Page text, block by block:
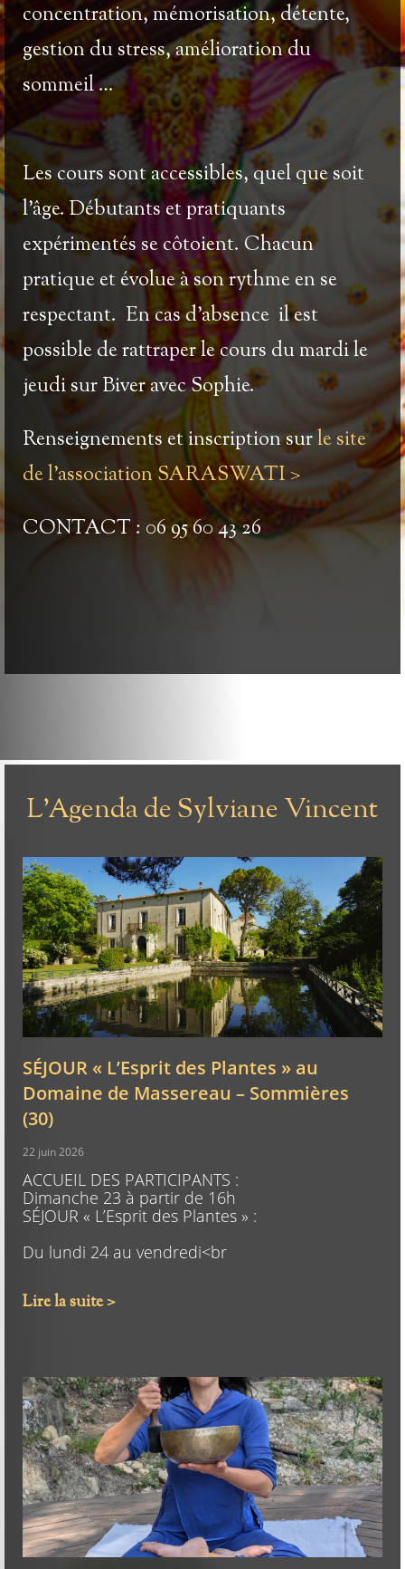
concentration, mémorisation, détente,
gestion du stress, amélioration du
sommeil …
Les cours sont accessibles, quel que soit
l’âge. Débutants et pratiquants
expérimentés se côtoient. Chacun
pratique et évolue à son rythme en se
respectant. En cas d’absence il est
possible de rattraper le cours du mardi le
jeudi sur Biver avec Sophie.
Renseignements et inscription surle site
de l’association SARASWATI >
CONTACT : 06 95 60 43 26
L'Agenda de Sylviane Vincent
SÉJOUR « L’Esprit des Plantes » au
Domaine de Massereau – Sommières
(30)
22 juin 2026
ACCUEIL DES PARTICIPANTS :
Dimanche 23 à partir de 16h
SÉJOUR « L’Esprit des Plantes » :
Du lundi 24 au vendredi<br
Lire la suite >